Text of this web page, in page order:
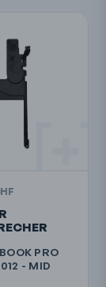
PRO
- MID